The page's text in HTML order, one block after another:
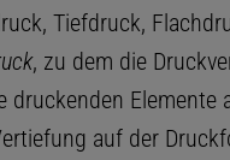
Tiefdruck,
, zu dem die
druckenden Elemente
auf der